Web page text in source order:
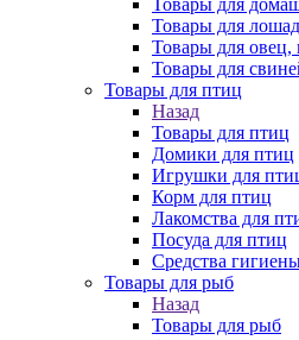
Товары для
Товары для
Товары для овец,
Товары для
Товары для птиц
Назад
Товары для птиц
Домики для птиц
Игрушки для
Корм для птиц
Лакомства для
Посуда для птиц
Средства
Товары для рыб
Назад
Товары для рыб